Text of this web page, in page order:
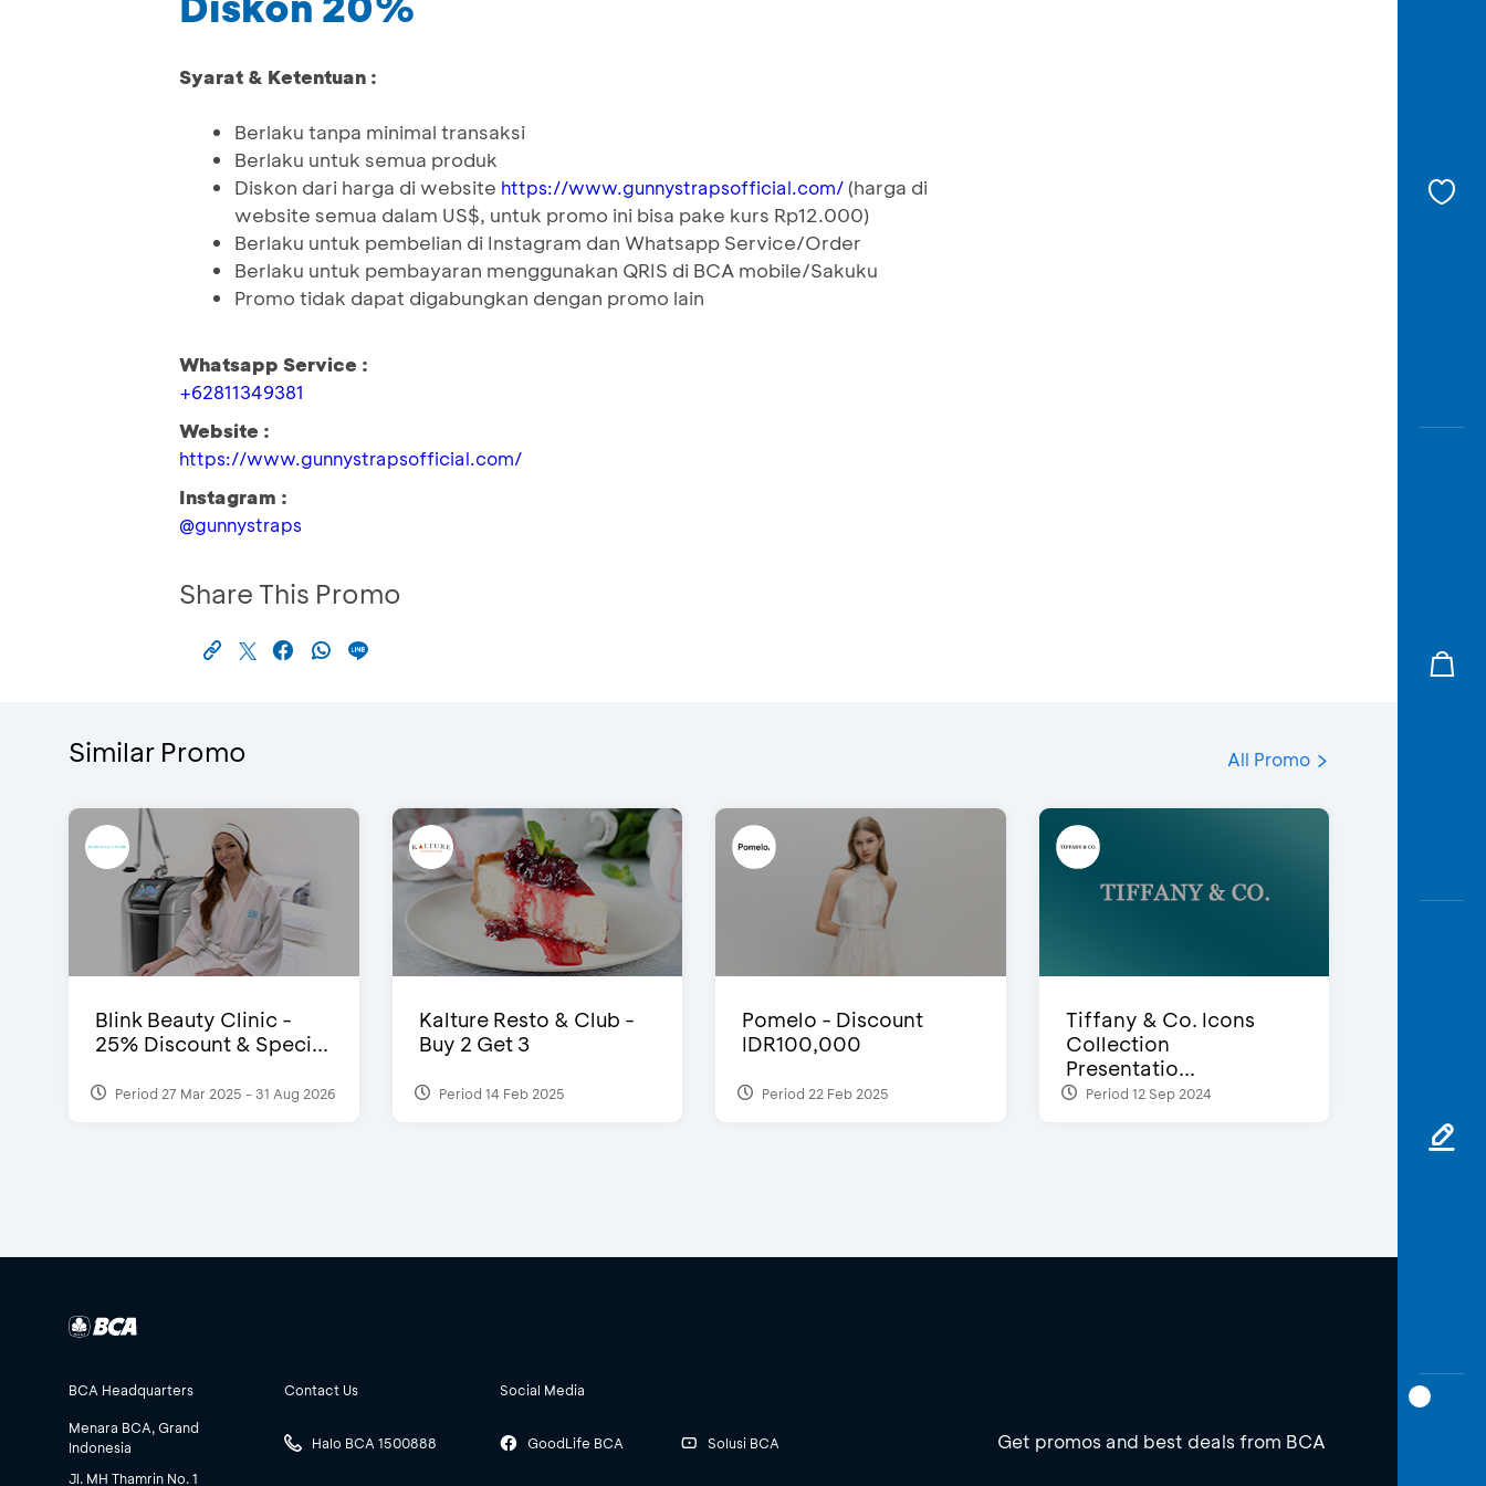
Syarat & Ketentuan :
Berlaku tanpa minimal transaksi
Berlaku untuk semua produk
Diskon dari harga di website https://www.gunnystrapsofficial.com/(harga di
website semua dalam US$, untuk promo ini bisa pake kurs Rp12.000)
Berlaku untuk pembelian di Instagram dan Whatsapp Service/Order
Berlaku untuk pembayaran menggunakan QRIS di BCA mobile/Sakuku
Promo tidak dapat digabungkan dengan promo lain
Whatsapp Service :
+62811349381
Website :
https://www.gunnystrapsofficial.com/
Instagram :
@gunnystraps
Share This Promo
Similar Promo All Promo
Blink Beauty Clinic -
25% Discount & Speci...
Period 27 Mar 2025 - 31 Aug 2026
Kalture Resto & Club -
Buy 2 Get 3
Period 14 Feb 2025
Pomelo - Discount
IDR100,000
Period 22 Feb 2025
Tiffany & Co. Icons
Collection
Presentatio...
Period 12 Sep 2024
BCA Headquarters
Menara BCA, Grand
Indonesia
Jl. MH Thamrin No. 1
Contact Us
Halo BCA 1500888
Social Media
GoodLife BCA Solusi BCA Get promos and best deals from BCA